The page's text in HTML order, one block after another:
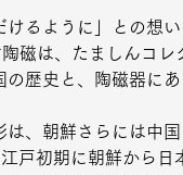
るように」との想
磁は、たましんコレ
歴史と、陶磁器に
、朝鮮さらには中
戸初期に朝鮮から